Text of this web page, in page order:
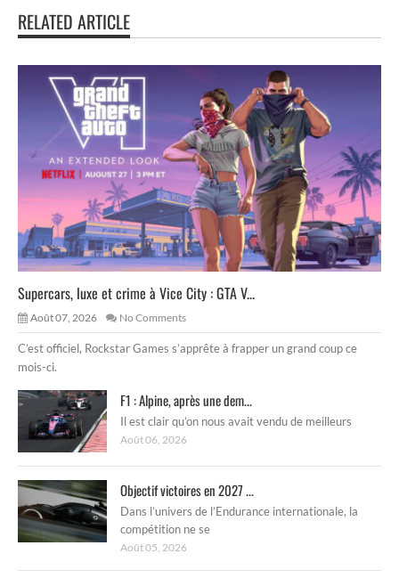
RELATED ARTICLE
Supercars, luxe et crime à Vice City : GTA V...
Août 07, 2026 No Comments
C’est officiel, Rockstar Games s’apprête à frapper un grand coup ce
mois-ci.
F1 : Alpine, après une dem...
Il est clair qu’on nous avait vendu de meilleurs
Août 06, 2026
Objectif victoires en 2027 ...
Dans l’univers de l’Endurance internationale, la
compétition ne se
Août 05, 2026